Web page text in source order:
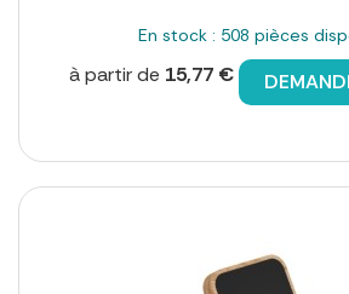
En stock : 508 pièces
à partir de 15,77 €